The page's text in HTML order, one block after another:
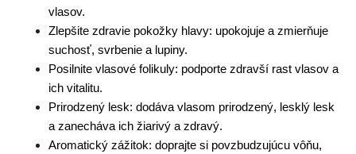
vlasov.
Zlepšite zdravie pokožky hlavy: upokojuje a zmierňuje
suchosť, svrbenie a lupiny.
Posilnite vlasové folikuly: podporte zdravší rast vlasov a
ich vitalitu.
Prirodzený lesk: dodáva vlasom prirodzený, lesklý lesk
a zanecháva ich žiarivý a zdravý.
Aromatický zážitok: doprajte si povzbudzujúcu vôňu,